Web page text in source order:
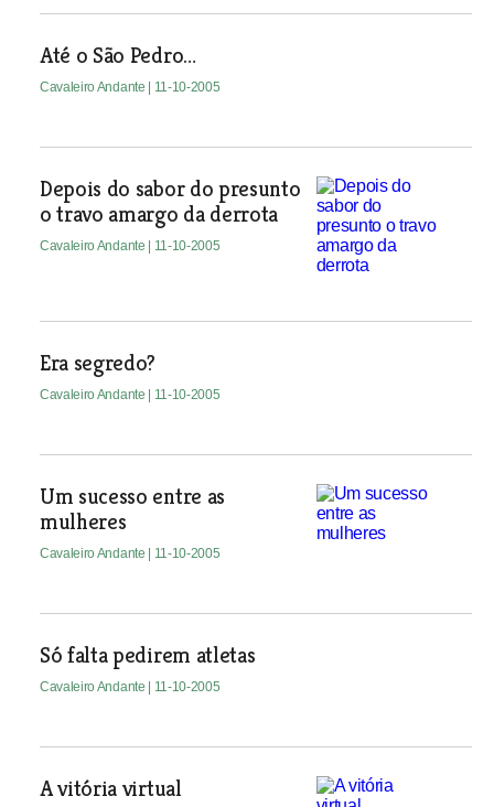
Até o São Pedro…
Cavaleiro Andante | 11-10-2005
Depois do sabor do presunto
o travo amargo da derrota
Cavaleiro Andante | 11-10-2005
Era segredo?
Cavaleiro Andante | 11-10-2005
Um sucesso entre as
mulheres
Cavaleiro Andante | 11-10-2005
Só falta pedirem atletas
Cavaleiro Andante | 11-10-2005
A vitória virtual